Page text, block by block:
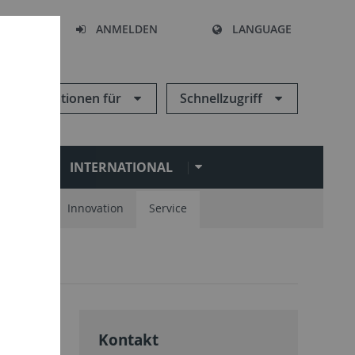
ANMELDEN LANGUAGE
Informationen für Schnellzugriff
INTERNATIONAL
Innovation Service
Kontakt